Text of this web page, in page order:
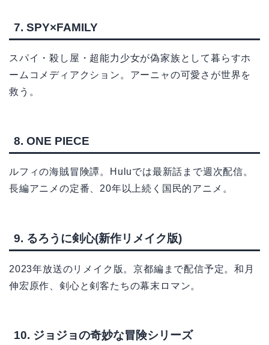
7. SPY×FAMILY
スパイ・殺し屋・超能力少女が偽家族として暮らすホ
ームコメディアクション。アーニャの可愛さが世界を
救う。
8. ONE PIECE
ルフィの海賊冒険譚。Huluでは最新話まで週次配信。
長編アニメの定番、20年以上続く国民的アニメ。
9. るろうに剣心(新作リメイク版)
2023年放送のリメイク版。京都編まで配信予定。和月
伸宏原作、剣心と剣客たちの幕末ロマン。
10. ジョジョの奇妙な冒険シリーズ